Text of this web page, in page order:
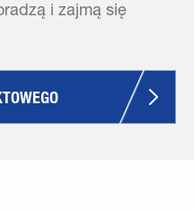
i zajmą się